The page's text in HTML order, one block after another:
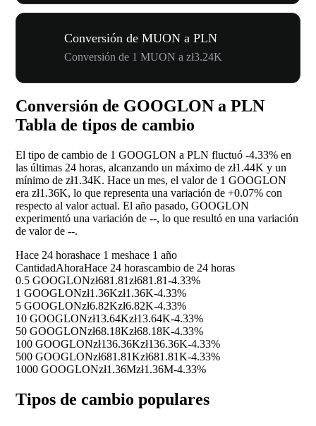
Conversión de MUON a PLN
Conversión de 1 MUON a zł3.24K
Conversión de GOOGLON a PLN
Tabla de tipos de cambio
El tipo de cambio de 1 GOOGLON a PLN fluctuó -4.33% en
las últimas 24 horas, alcanzando un máximo de zł1.44K y un
mínimo de zł1.34K. Hace un mes, el valor de 1 GOOGLON
era zł1.36K, lo que representa una variación de +0.07% con
respecto al valor actual. El año pasado, GOOGLON
experimentó una variación de --, lo que resultó en una variación
de valor de --.
Hace 24 horashace 1 meshace 1 año
CantidadAhoraHace 24 horascambio de 24 horas
0.5 GOOGLONzł681.81zł681.81-4.33%
1 GOOGLONzł1.36Kzł1.36K-4.33%
5 GOOGLONzł6.82Kzł6.82K-4.33%
10 GOOGLONzł13.64Kzł13.64K-4.33%
50 GOOGLONzł68.18Kzł68.18K-4.33%
100 GOOGLONzł136.36Kzł136.36K-4.33%
500 GOOGLONzł681.81Kzł681.81K-4.33%
1000 GOOGLONzł1.36Mzł1.36M-4.33%
Tipos de cambio populares